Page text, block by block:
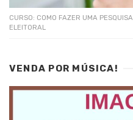
CURSO: COMO FAZER UMA PESQUISA
ELEITORAL
VENDA POR MÚSICA!